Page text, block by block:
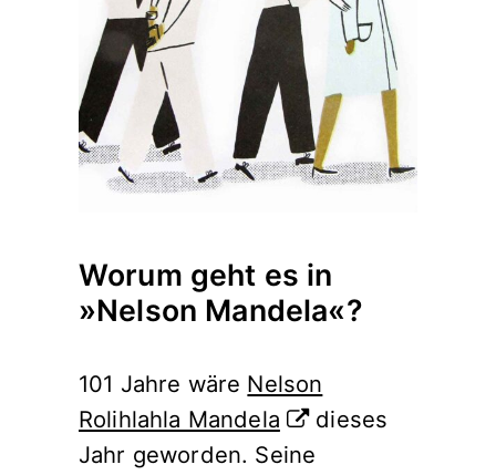
Worum geht es in
»Nelson Mandela«?
101 Jahre wäre Nelson
Rolihlahla Mandela
dieses
Jahr geworden. Seine